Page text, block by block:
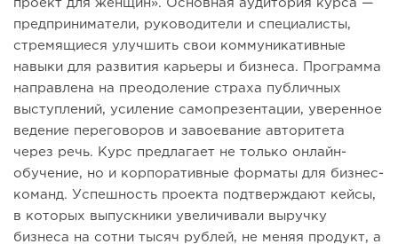
проект для женщин». Основная аудитория курса —
предприниматели, руководители и специалисты,
стремящиеся улучшить свои коммуникативные
навыки для развития карьеры и бизнеса. Программа
направлена на преодоление страха публичных
выступлений, усиление самопрезентации, уверенное
ведение переговоров и завоевание авторитета
через речь. Курс предлагает не только онлайн-
обучение, но и корпоративные форматы для бизнес-
команд. Успешность проекта подтверждают кейсы,
в которых выпускники увеличивали выручку
бизнеса на сотни тысяч рублей, не меняя продукт, а